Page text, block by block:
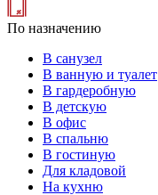
По назначению
В санузел
В ванную и туалет
В гардеробную
В детскую
В офис
В спальню
В гостиную
Для кладовой
На кухню